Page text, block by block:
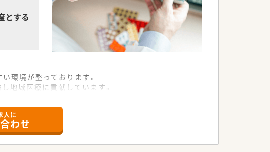
とする
環境が整っております。
地域医療に貢献しています。
に安定した老舗の企業です。
やすい社風が特徴です。
貫いている法人となります。
人に
わせ